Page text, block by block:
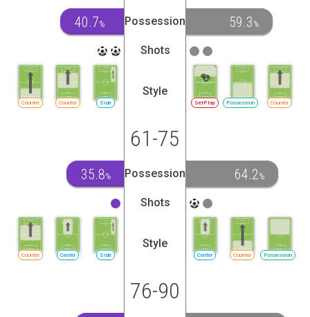
40.7% Possession 59.3 %
Shots
Side
Counter
Counter
Style
SetPlay Possession Counter
61-75
35.8% Possession 64.2%
Shots
Side
Center
Counter
Style
Center Counter Possession
76-90